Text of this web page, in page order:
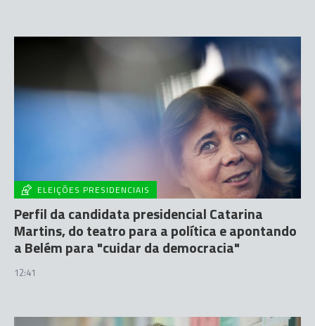
ELEIÇÕES PRESIDENCIAIS
Perfil da candidata presidencial Catarina
Martins, do teatro para a política e apontando
a Belém para "cuidar da democracia"
12:41